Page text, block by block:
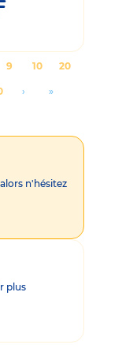
Page
9 Page
10 Page
20
Aller
›
Aller
dernière
»
n'hésitez
plus